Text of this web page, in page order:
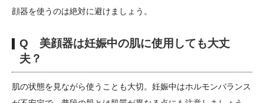
顔器を使うのは絶対に避けましょう。
Q 美顔器は妊娠中の肌に使用しても大丈
夫？
肌の状態を見ながら使うことも大切。妊娠中はホルモンバランス